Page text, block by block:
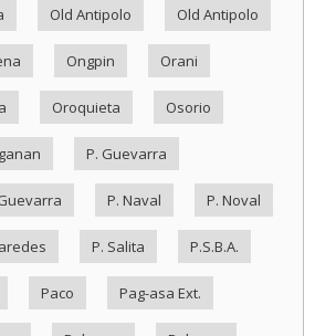
Old Antipolo Old Antipolo
Ongpin Orani
Oroquieta Osorio
P. Guevarra
P. Naval P. Noval
P. Salita P.S.B.A.
Paco Pag-asa Ext.